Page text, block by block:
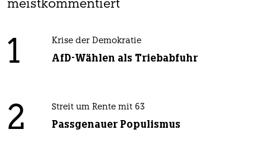
meistkommentiert
1 Krise der Demokratie
AfD-Wählen als Triebabfuhr
2 Streit um Rente mit 63
Passgenauer Populismus